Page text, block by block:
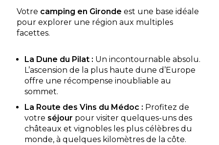
Votre camping en Gironde est une base idéale
pour explorer une région aux multiples
facettes.
La Dune du Pilat : Un incontournable absolu.
L’ascension de la plus haute dune d’Europe
offre une récompense inoubliable au
sommet.
La Route des Vins du Médoc : Profitez de
votre séjour pour visiter quelques-uns des
châteaux et vignobles les plus célèbres du
monde, à quelques kilomètres de la côte.
★ 4.9/5 (54 avis)
Aucune information tarifaire disponible
Découvrir